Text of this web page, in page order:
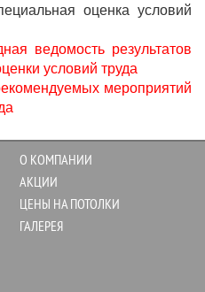
оценка условий
ведомость результатов
условий труда
мероприятий
О КОМПАНИИ
АКЦИИ
ЦЕНЫ НА ПОТОЛКИ
ГАЛЕРЕЯ